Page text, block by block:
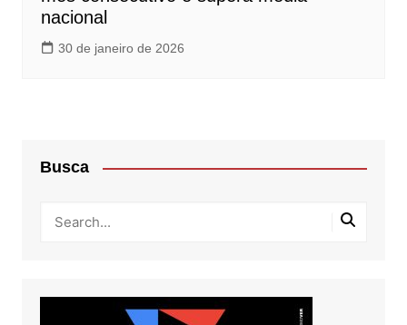
nacional
30 de janeiro de 2026
Busca